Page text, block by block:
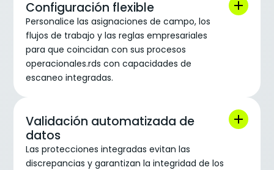
Configuración flexible
Personalice las asignaciones de campo, los
flujos de trabajo y las reglas empresariales
para que coincidan con sus procesos
operacionales.rds con capacidades de
escaneo integradas.
Validación automatizada de
datos
Las protecciones integradas evitan las
discrepancias y garantizan la integridad de los